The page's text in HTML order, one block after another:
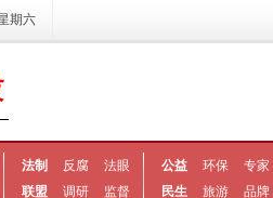
期六
法制 反腐
法眼
联盟
调研 监督
公益 环保
专家
民生
旅游 品牌